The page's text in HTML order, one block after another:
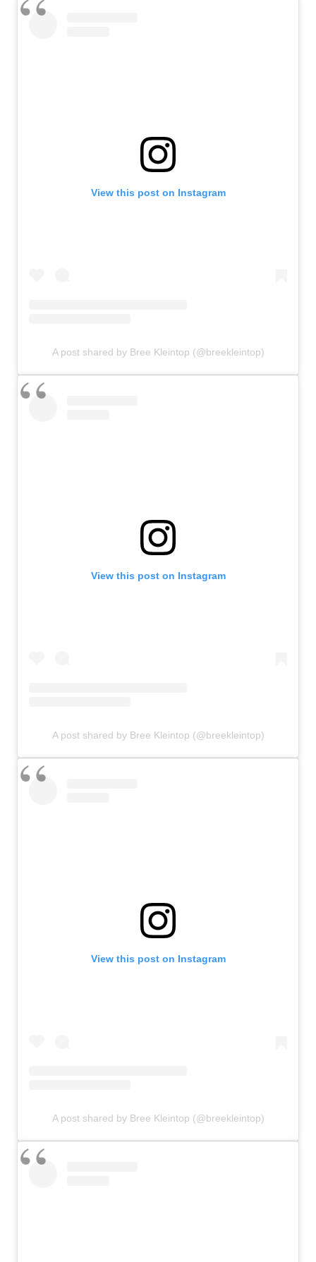
View this post on Instagram
A post shared by Bree Kleintop (@breekleintop)
View this post on Instagram
A post shared by Bree Kleintop (@breekleintop)
View this post on Instagram
A post shared by Bree Kleintop (@breekleintop)